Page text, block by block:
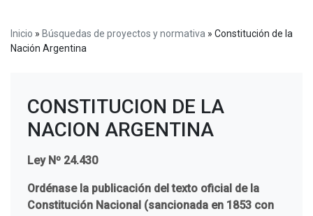
Inicio » Búsquedas de proyectos y normativa » Constitución de la
Nación Argentina
CONSTITUCION DE LA
NACION ARGENTINA
Ley Nº 24.430
Ordénase la publicación del texto oficial de la
Constitución Nacional (sancionada en 1853 con